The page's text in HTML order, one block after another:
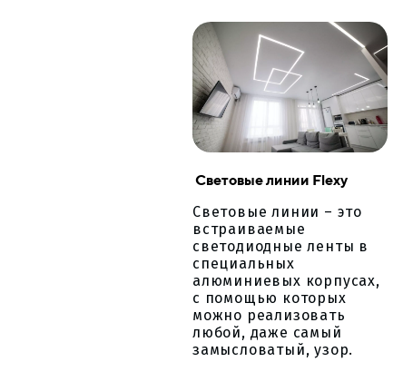
Световые линии Flexy
Световые линии – это
встраиваемые
светодиодные ленты в
специальных
алюминиевых корпусах,
с помощью которых
можно реализовать
любой, даже самый
замысловатый, узор.